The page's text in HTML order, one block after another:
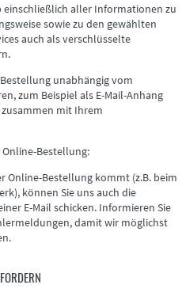
einschließlich aller Informationen zu
sowie zu den gewählten
auch als verschlüsselte
unabhängig vom
zum Beispiel als E-Mail-Anhang
mit Ihrem
Bestellung:
Online-Bestellung kommt (z.B. beim
können Sie uns auch die
E-Mail schicken. Informieren Sie
damit wir möglichst